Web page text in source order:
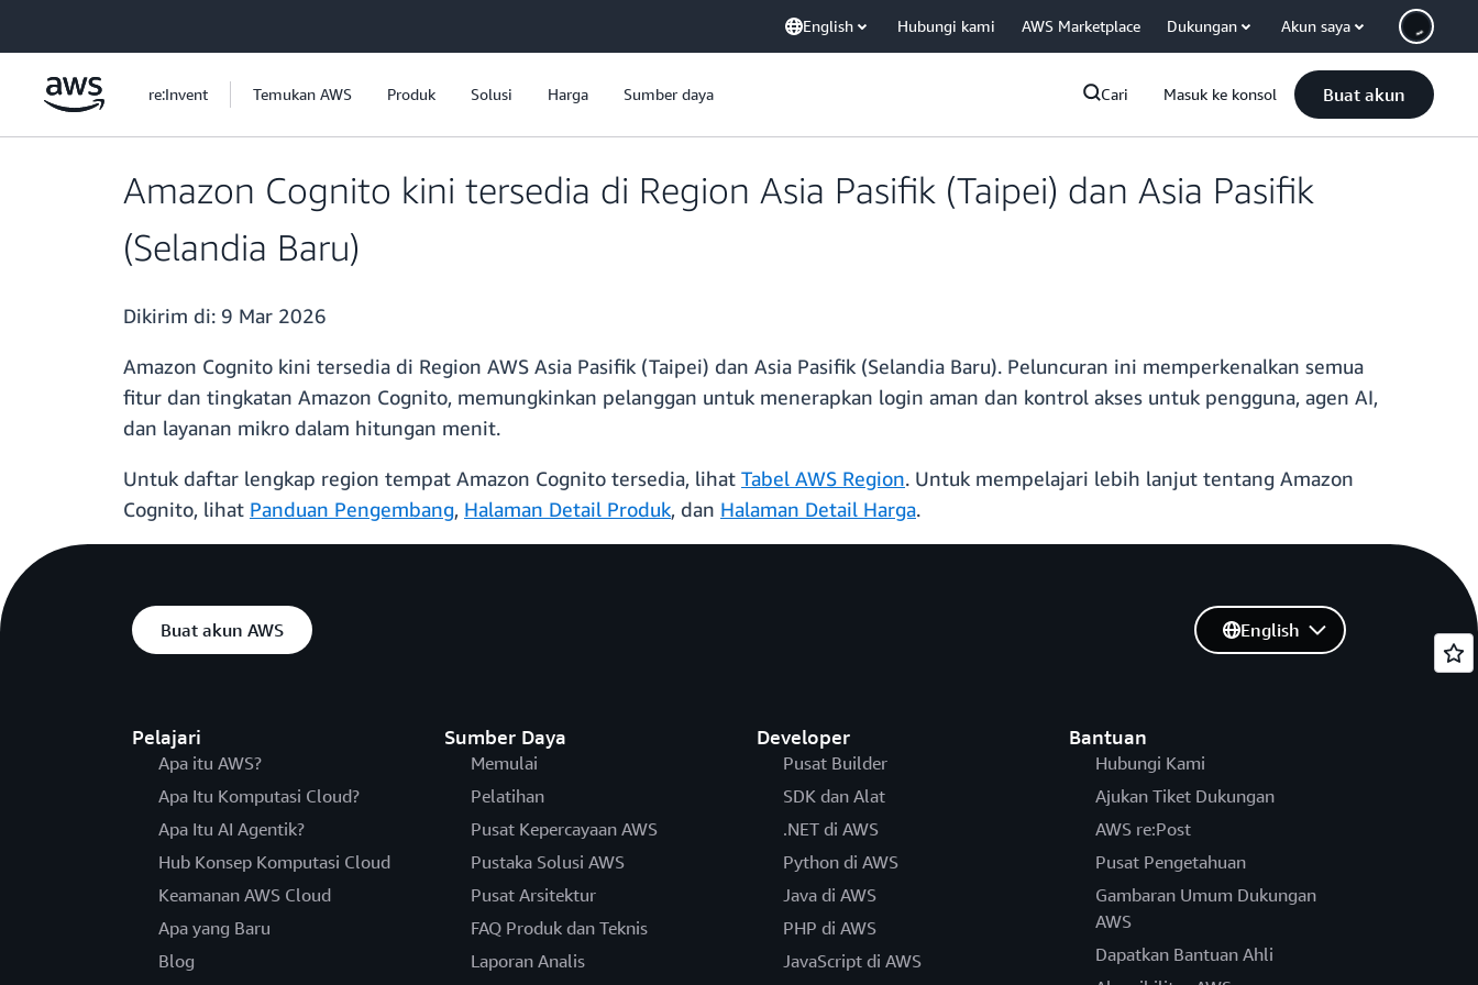
English Hubungi kami AWS Marketplace Dukungan Akun saya
re:Invent Temukan AWS Produk Solusi Harga Sumber daya Cari Masuk ke konsol Buat akun
Amazon Cognito kini tersedia di Region Asia Pasifik (Taipei) dan Asia Pasifik
(Selandia Baru)
Dikirim di: 9 Mar 2026
Amazon Cognito kini tersedia di Region AWS Asia Pasifik (Taipei) dan Asia Pasifik (Selandia Baru). Peluncuran ini memperkenalkan semua
fitur dan tingkatan Amazon Cognito, memungkinkan pelanggan untuk menerapkan login aman dan kontrol akses untuk pengguna, agen AI,
dan layanan mikro dalam hitungan menit.
Untuk daftar lengkap region tempat Amazon Cognito tersedia, lihat Tabel AWS Region. Untuk mempelajari lebih lanjut tentang Amazon
Cognito, lihat Panduan Pengembang, Halaman Detail Produk, dan Halaman Detail Harga.
Buat akun AWS
Pelajari
Apa itu AWS?
Apa Itu Komputasi Cloud?
Apa Itu AI Agentik?
Hub Konsep Komputasi Cloud
Keamanan AWS Cloud
Apa yang Baru
Blog
Sumber Daya
Memulai
Pelatihan
Pusat Kepercayaan AWS
Pustaka Solusi AWS
Pusat Arsitektur
FAQ Produk dan Teknis
Laporan Analis
Developer
Pusat Builder
SDK dan Alat
.NET di AWS
Python di AWS
Java di AWS
PHP di AWS
JavaScript di AWS
Bantuan
Hubungi Kami
Ajukan Tiket Dukungan
AWS re:Post
Pusat Pengetahuan
Gambaran Umum Dukungan
AWS
Dapatkan Bantuan Ahli
English